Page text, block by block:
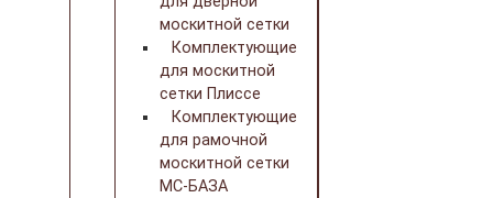
москитной сетки
Комплектующие
для москитной
сетки Плиссе
Комплектующие
для рамочной
москитной сетки
МС-БАЗА